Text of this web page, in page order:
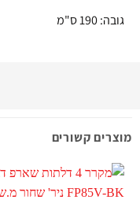
גובה: 190 ס"מ
מוצרים קשורים